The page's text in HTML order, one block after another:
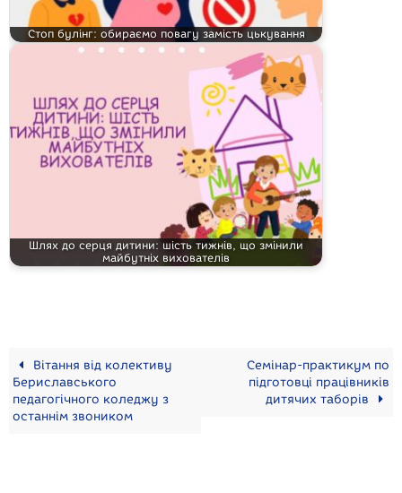
Стоп булінг: обираємо повагу замість цькування
Шлях до серця дитини: шість тижнів, що змінили
майбутніх вихователів
Вітання від колективу
Бериславського
педагогічного коледжу з
останнім звоником
Семінар-практикум по
підготовці працівників
дитячих таборів